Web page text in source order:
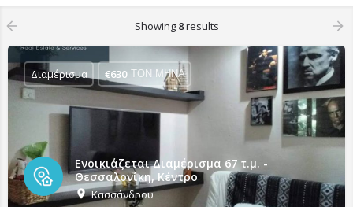
Showing 8results
Ενοικιάζεται Διαμέρισμα 67 τ.μ. -
Θεσσαλονίκη, Κέντρο
Κασσάνδρου
Διαμέρισμα €630 ΤΟΝ ΜΗΝΑ